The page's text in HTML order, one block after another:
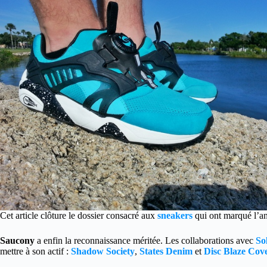
Cet article clôture le dossier consacré aux sneakers qui ont marqué
Saucony a enfin la reconnaissance méritée. Les collaborations avec
mettre à son actif : Shadow Society, States Denim et Disc Blaze